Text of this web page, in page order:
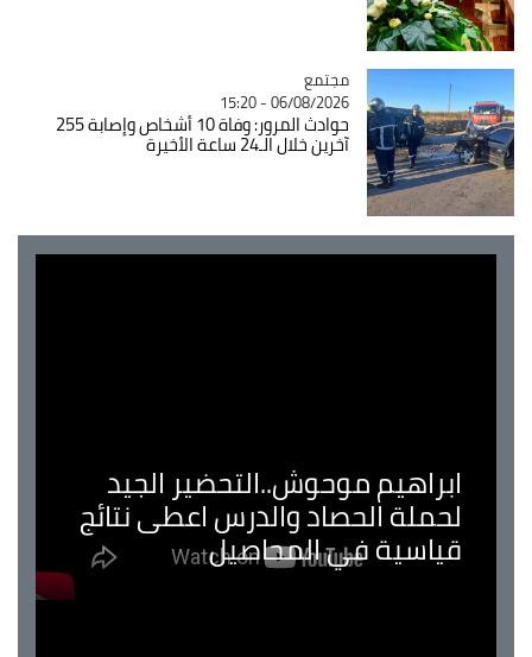
Catégorie
مجتمع
06/08/2026 - 15:20
حوادث المرور: وفاة 10 أشخاص وإصابة 255
آخرين خلال الـ24 ساعة الأخيرة
ابراهيم موحوش..التحضير الجيد
لحملة الحصاد والدرس اعطى نتائج
قياسية في المحاصيل